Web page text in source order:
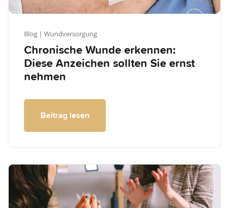
Blog | Wundversorgung
Chronische Wunde erkennen:
Diese Anzeichen sollten Sie ernst
nehmen
Beitrag lesen